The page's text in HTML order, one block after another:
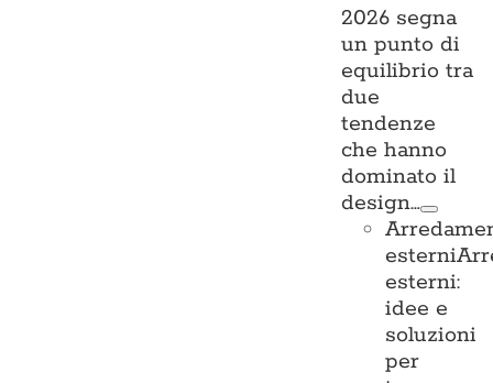
2026 segna
un punto di
equilibrio tra
due
tendenze
che hanno
dominato il
design…
esterni
esterni:
idee e
soluzioni
per